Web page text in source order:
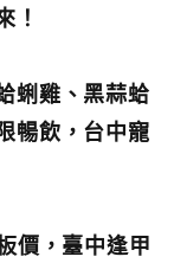
！
蜊雞、黑蒜蛤
暢飲，台中寵
價，臺中逢甲